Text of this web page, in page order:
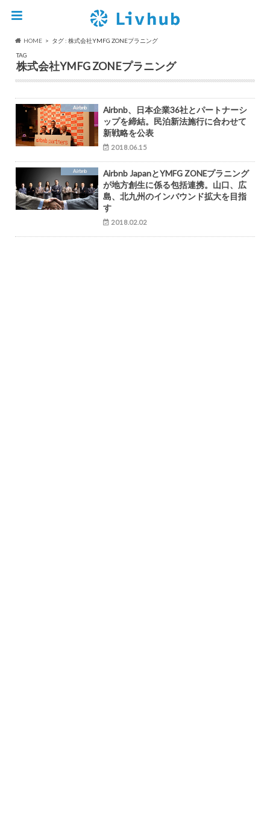
HOME
タグ : 株式会社YMFG ZONEプラニング
TAG
株式会社YMFG ZONEプラニング
Airbnb
Airbnb、日本企業36社とパートナーシ
ップを締結。民泊新法施行に合わせて
新戦略を公表
2018.06.15
Airbnb
Airbnb JapanとYMFG ZONEプラニング
が地方創生に係る包括連携。山口、広
島、北九州のインバウンド拡大を目指
す
2018.02.02